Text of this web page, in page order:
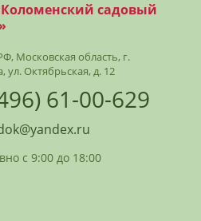
садовый
Московская область, г.
ул. Октябрьская, д. 12
61-00-629
с 9:00 до 18:00